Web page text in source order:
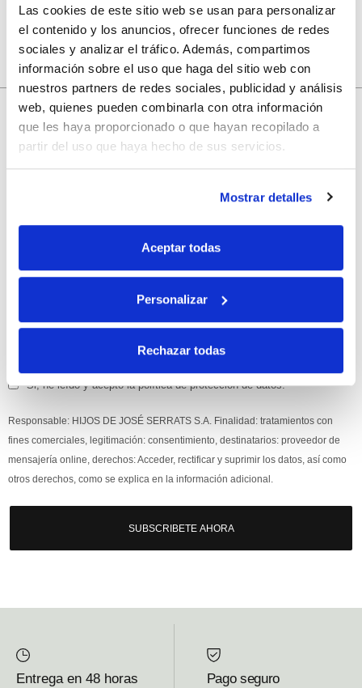
Las cookies de este sitio web se usan para personalizar
el contenido y los anuncios, ofrecer funciones de redes
sociales y analizar el tráfico. Además, compartimos
información sobre el uso que haga del sitio web con
nuestros partners de redes sociales, publicidad y análisis
web, quienes pueden combinarla con otra información
que les haya proporcionado o que hayan recopilado a
partir del uso que haya hecho de sus servicios.
Mostrar detalles
Aceptar todas
Personalizar
Rechazar todas
10% de descuento
con tu primera compra.
a nuestra newsletter para recibir nuestras
disfruta deun 10% de descuentoen tu primera compra.
Si, he leído y acepto la política de protección de datos.
Responsable: HIJOS DE JOSÉ SERRATS S.A. Finalidad: tratamientos con
fines comerciales, legitimación: consentimiento, destinatarios: proveedor de
mensajería online, derechos: Acceder, rectificar y suprimir los datos, así como
otros derechos, como se explica en la información adicional.
SUBSCRIBETE AHORA
Entrega en 48 horas Pago seguro